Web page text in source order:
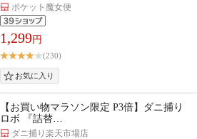
ポケット魔女便
1,299円
(230)
【お買い物マラソン限定 P3倍】ダニ捕り
ロボ 『詰替…
ダニ捕り楽天市場店